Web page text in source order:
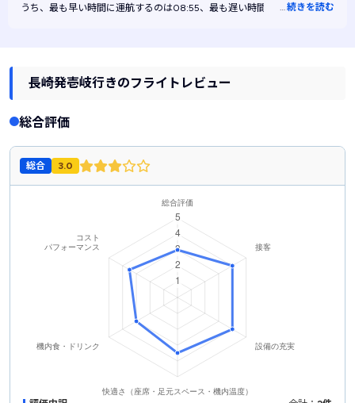
うち、最も早い時間に運航するのは08:55、最も遅い時間に運航するのは
…続きを読む
長崎発壱岐行きのフライトレビュー
総合評価
総合 3.0